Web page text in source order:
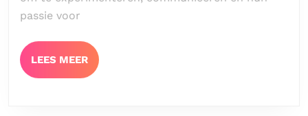
passie voor
LEES MEERLEES
MEER